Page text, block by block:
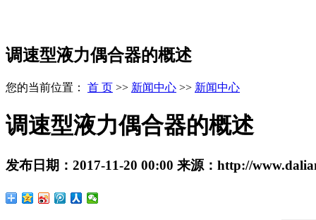
调速型液力偶合器的概述
您的当前位置： 首 页 >> 新闻中心 >> 新闻中心
调速型液力偶合器的概述
发布日期： 2017-11-20 00:00 来源： http://